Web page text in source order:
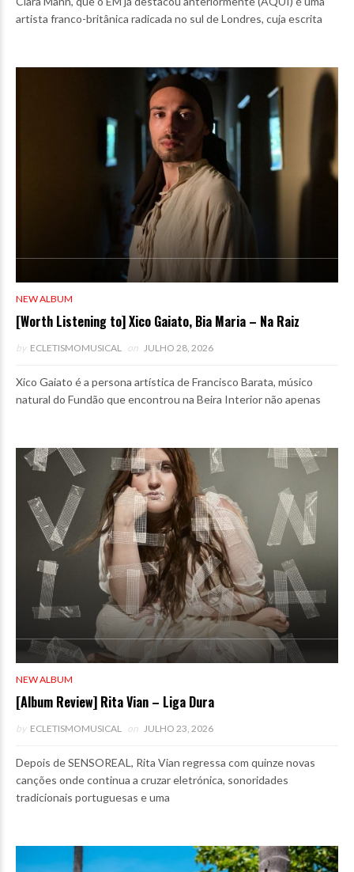
artista franco-britânica radicada no sul de Londres, cuja escrita
NEW ALBUM
[Worth Listening to] Xico Gaiato, Bia Maria – Na Raiz
by ECLETISMOMUSICAL on JULHO 28, 2026
Xico Gaiato é a persona artística de Francisco Barata, músico
natural do Fundão que encontrou na Beira Interior não apenas
NEW ALBUM
[Album Review] Rita Vian – Liga Dura
by ECLETISMOMUSICAL on JULHO 23, 2026
Depois de SENSOREAL, Rita Vian regressa com quinze novas
canções onde continua a cruzar eletrónica, sonoridades
tradicionais portuguesas e uma